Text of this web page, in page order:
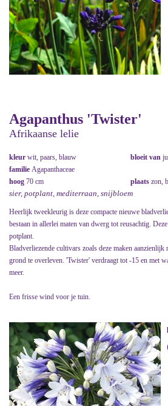
Agapanthus 'Twister'
Afrikaanse lelie
kleur wit, paars, blauw bloeit van
familie Agapanthaceae
hoog 70 cm plaats zon,
sier, potplant, mediterraan, snijbloem
Heerlijk tweekleurig is deze compacte nieuwe
bestaan in allerlei maten van dwerg tot reusachtig.
potplant.
Bladverliezende cultivars zoals deze maken aanzienlijk
grond te overleven. 'Twister' verdraagt tot -15 en met
meer.
Een frisse wind voor je tuin.